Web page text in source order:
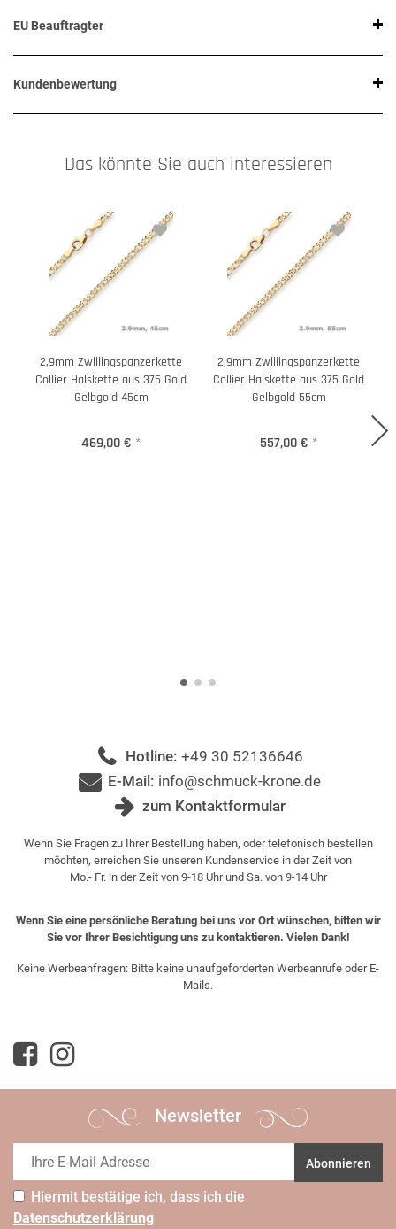
EU Beauftragter
Kundenbewertung
Das könnte Sie auch interessieren
2,9mm Zwillingspanzerkette
Collier Halskette aus 375 Gold
Gelbgold 45cm
469,00 € *
2,9mm Zwillingspanzerkette
Collier Halskette aus 375 Gold
Gelbgold 55cm
557,00 € *
Hotline: +49 30 52136646
E-Mail: info@schmuck-krone.de
zum Kontaktformular
Wenn Sie Fragen zu Ihrer Bestellung haben, oder telefonisch bestellen
möchten, erreichen Sie unseren Kundenservice in der Zeit von
Mo.- Fr. in der Zeit von 9-18 Uhr und Sa. von 9-14 Uhr
Wenn Sie eine persönliche Beratung bei uns vor Ort wünschen, bitten wir
Sie vor Ihrer Besichtigung uns zu kontaktieren. Vielen Dank!
Keine Werbeanfragen: Bitte keine unaufgeforderten Werbeanrufe oder E-
Mails.
Newsletter
Abonnieren
Hiermit bestätige ich, dass ich die
Daten­schutz­erklärung